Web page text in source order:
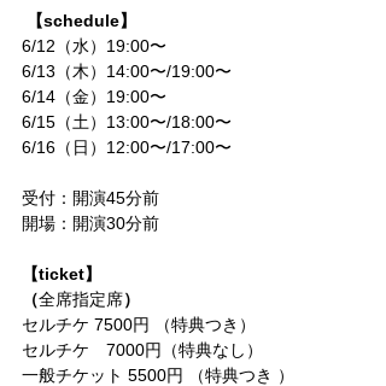
【schedule】
6/12（水）19:00〜
6/13（木）14:00〜/19:00〜
6/14（金）19:00〜
6/15（土）13:00〜/18:00〜
6/16（日）12:00〜/17:00〜
受付：開演45分前
開場：開演30分前
【ticket】
（全席指定席）
セルチケ 7500円 （特典つき）
セルチケ　7000円（特典なし）
一般チケット 5500円 （特典つき ）